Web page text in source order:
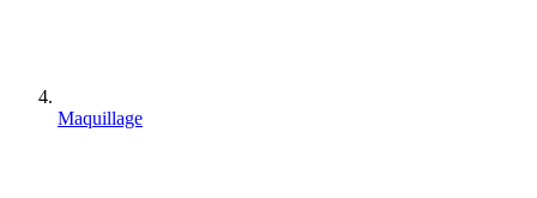
Maquillage